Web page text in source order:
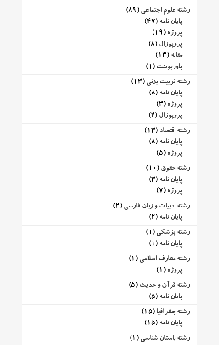
رشته علوم اجتماعی (89)
پایان نامه (47)
پروژه (19)
پروپوزال (8)
مقاله (14)
پاورپوینت (1)
رشته تربیت بدنی (13)
پایان نامه (8)
پروژه (3)
پروپوزال (2)
رشته اقتصاد (13)
پایان نامه (8)
پروژه (5)
رشته حقوق (10)
پایان نامه (3)
پروژه (7)
رشته ادبیات و زبان فارسی (2)
پایان نامه (2)
رشته پزشکی (1)
پایان نامه (1)
رشته معارف اسلامی (1)
پروژه (1)
رشته قرآن و حدیث (5)
پایان نامه (5)
رشته جغرافیا (15)
پایان نامه (15)
رشته باستان شناسی (1)